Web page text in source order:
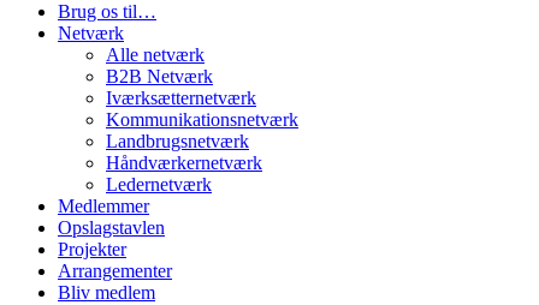
Brug os til…
Netværk
Alle netværk
B2B Netværk
Iværksætternetværk
Kommunikationsnetværk
Landbrugsnetværk
Håndværkernetværk
Ledernetværk
Medlemmer
Opslagstavlen
Projekter
Arrangementer
Bliv medlem